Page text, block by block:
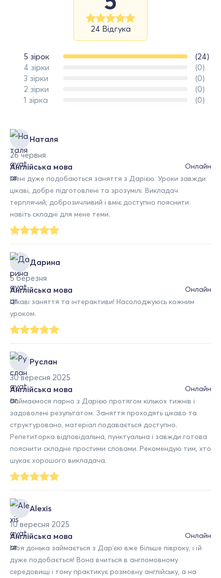
24 Відгука
5 зірок
(24)
4 зірки
(0)
3 зірки
(0)
2 зірки
(0)
1 зірка
(0)
Наталя
26 червня
Онлайн
Англійська мова
Мені дуже подобаються заняття з Дарією. Уроки завжди
цікаві, добре підготовлені та зрозумілі. Викладач
терплячий, доброзичливий і вміє доступно пояснити
навіть складні для мене теми.
Дарина
5 березня
Онлайн
Англійська мова
Цікаві заняття та інтерактиви! Насолоджуюсь кожним
уроком.
Руслан
30 вересня 2025
Онлайн
Англійська мова
Займаємося парно з Дарією протягом кількох тижнів і
задоволені результатом. Заняття проходять цікаво та
структуровано, матеріал подавається доступно.
Репетиторка відповідальна, пунктуальна і завжди готова
пояснити складне простими словами. Рекомендую тим, хто
шукає хорошого викладача.
Alexis
10 вересня 2025
Онлайн
Англійська мова
Моя донька займається з Дарʼєю вже більше півроку, і їй
дуже подобається! Вона вчиться в англомовному
середовищі і тому практикує розмовну англійську, а на